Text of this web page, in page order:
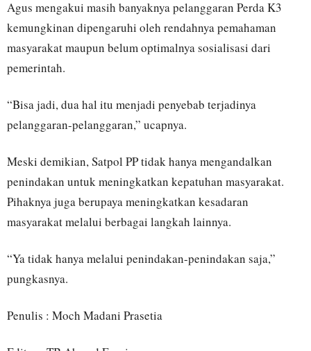
Agus mengakui masih banyaknya pelanggaran Perda K3
kemungkinan dipengaruhi oleh rendahnya pemahaman
masyarakat maupun belum optimalnya sosialisasi dari
pemerintah.
“Bisa jadi, dua hal itu menjadi penyebab terjadinya
pelanggaran-pelanggaran,” ucapnya.
Meski demikian, Satpol PP tidak hanya mengandalkan
penindakan untuk meningkatkan kepatuhan masyarakat.
Pihaknya juga berupaya meningkatkan kesadaran
masyarakat melalui berbagai langkah lainnya.
“Ya tidak hanya melalui penindakan-penindakan saja,”
pungkasnya.
Penulis : Moch Madani Prasetia